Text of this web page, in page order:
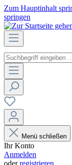
Zum Hauptinhalt
springen
Menü schließen
Ihr Konto
Anmelden
oderregistrieren